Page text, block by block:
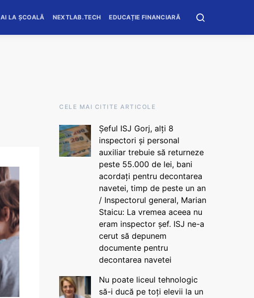
AI LA ȘCOALĂ NEXTLAB.TECH EDUCAȚIE FINANCIARĂ
CELE MAI CITITE ARTICOLE
Șeful ISJ Gorj, alți 8
inspectori și personal
auxiliar trebuie să returneze
peste 55.000 de lei, bani
acordați pentru decontarea
navetei, timp de peste un an
/ Inspectorul general, Marian
Staicu: La vremea aceea nu
eram inspector șef. ISJ ne-a
cerut să depunem
documente pentru
decontarea navetei
Nu poate liceul tehnologic
să-i ducă pe toți elevii la un